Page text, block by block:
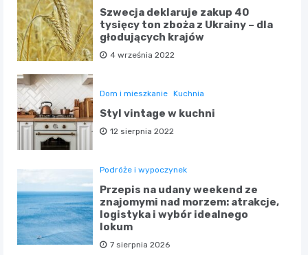
Szwecja deklaruje zakup 40
tysięcy ton zboża z Ukrainy – dla
głodujących krajów
4 września 2022
Dom i mieszkanie Kuchnia
Styl vintage w kuchni
12 sierpnia 2022
Podróże i wypoczynek
Przepis na udany weekend ze
znajomymi nad morzem: atrakcje,
logistyka i wybór idealnego
lokum
7 sierpnia 2026